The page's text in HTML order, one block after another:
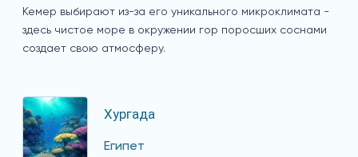
Кемер выбирают из-за его уникального микроклимата -
здесь чистое море в окружении гор поросших соснами
создает свою атмосферу.
Хургада
Египет